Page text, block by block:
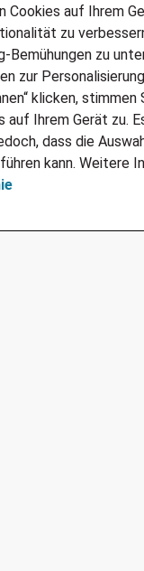
Cookies auf Ihrem
zu
Bemühungen zu
zur
klicken,
Ihrem Gerät zu.
dass die
kann. Weitere